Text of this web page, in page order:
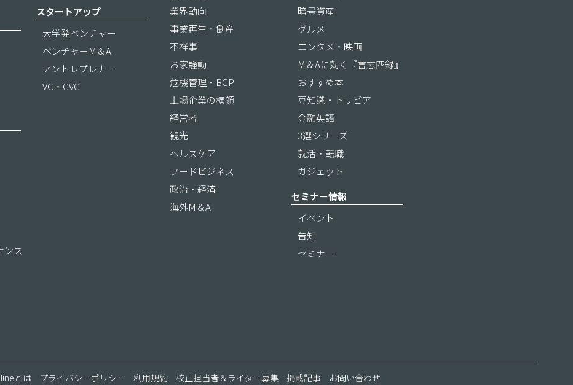
ンス
スタートアップ
大学発ベンチャー
ベンチャーM＆A
アントレプレナー
VC・CVC
業界動向
事業再生・倒産
不祥事
お家騒動
危機管理・BCP
上場企業の横顔
経営者
観光
ヘルスケア
フードビジネス
政治・経済
海外M＆A
暗号資産
グルメ
エンタメ・映画
M＆Aに効く『言志四録』
おすすめ本
豆知識・トリビア
金融英語
3選シリーズ
就活・転職
ガジェット
セミナー情報
イベント
告知
セミナー
とは プライバシーポリシー 利用規約 校正担当者＆ライター募集 掲載記事
お問い合わせ